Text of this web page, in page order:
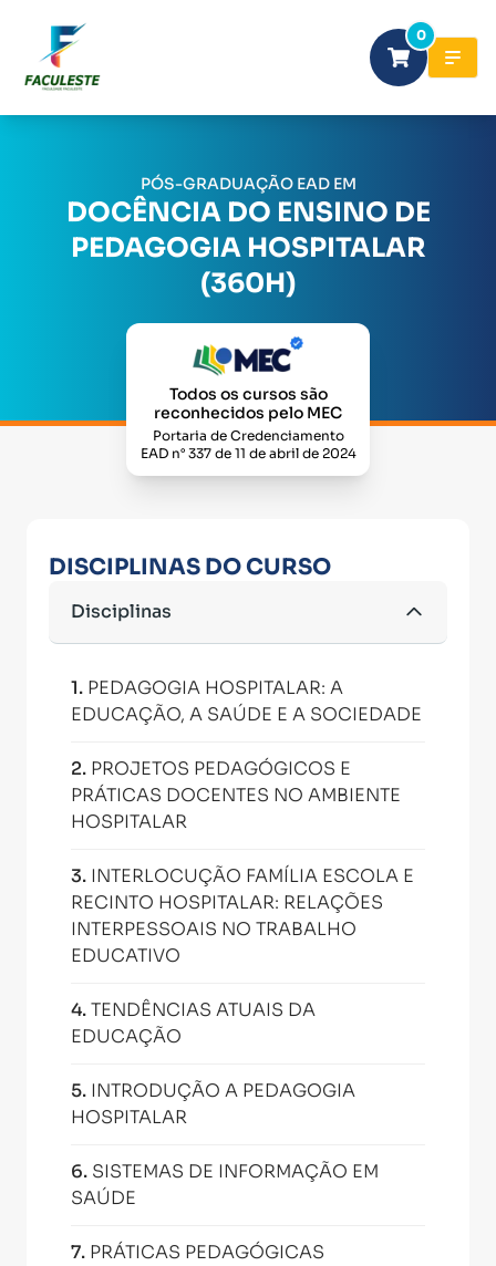
0
PÓS-GRADUAÇÃO EAD EM
DOCÊNCIA DO ENSINO DE
PEDAGOGIA HOSPITALAR
(360H)
Todos os cursos são
reconhecidos pelo MEC
Portaria de Credenciamento
EAD n° 337 de 11 de abril de 2024
DISCIPLINAS DO CURSO
Disciplinas
1. PEDAGOGIA HOSPITALAR: A
EDUCAÇÃO, A SAÚDE E A SOCIEDADE
2. PROJETOS PEDAGÓGICOS E
PRÁTICAS DOCENTES NO AMBIENTE
HOSPITALAR
3. INTERLOCUÇÃO FAMÍLIA ESCOLA E
RECINTO HOSPITALAR: RELAÇÕES
INTERPESSOAIS NO TRABALHO
EDUCATIVO
4.TENDÊNCIAS ATUAIS DA
EDUCAÇÃO
5. INTRODUÇÃO A PEDAGOGIA
HOSPITALAR
6. SISTEMAS DE INFORMAÇÃO EM
SAÚDE
7. PRÁTICAS PEDAGÓGICAS